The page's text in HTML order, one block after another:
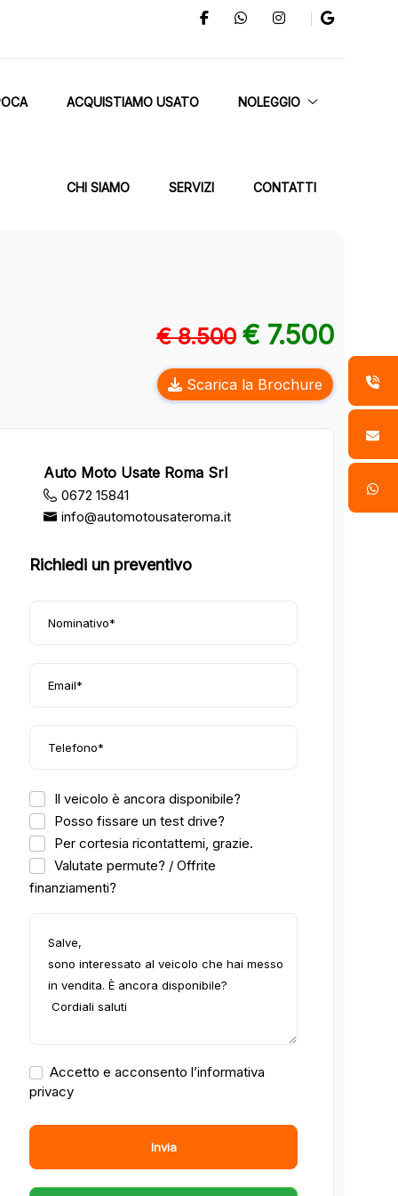
ACQUISTIAMO USATO NOLEGGIO
CHI SIAMO SERVIZI CONTATTI
€ 8.500 € 7.500
Scarica la Brochure
Auto Moto Usate Roma Srl
0672 15841
info@automotousateroma.it
Richiedi un preventivo
Il veicolo è ancora disponibile?
Posso fissare un test drive?
Per cortesia ricontattemi, grazie.
Valutate permute? / Offrite
finanziamenti?
Accetto e acconsento l’informativa
privacy
Invia